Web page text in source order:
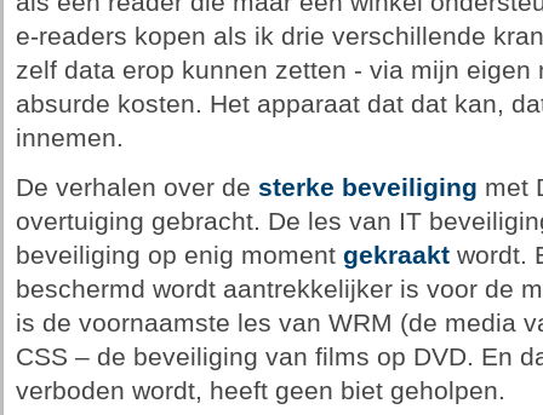
e-readers kopen als ik drie verschillende
zelf data erop kunnen zetten - via mijn eigen
absurde kosten. Het apparaat dat dat kan,
innemen.
De verhalen over de sterke beveiliging met
overtuiging gebracht. De les van IT
beveiliging op enig moment gekraaktwordt.
beschermd wordt aantrekkelijker is voor de
is de voornaamste les van WRM (de media
CSS – de beveiliging van films op DVD. En
verboden wordt, heeft geen biet geholpen.